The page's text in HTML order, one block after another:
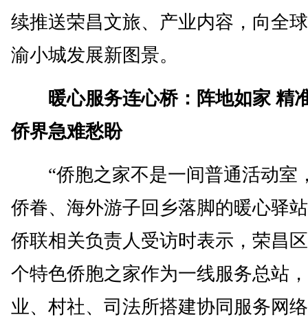
续推送荣昌文旅、产业内容，向全
渝小城发展新图景。
暖心服务连心桥：阵地如家 精
侨界急难愁盼
“侨胞之家不是一间普通活动室
侨眷、海外游子回乡落脚的暖心驿
侨联相关负责人受访时表示，荣昌
个特色侨胞之家作为一线服务总站
业、村社、司法所搭建协同服务网